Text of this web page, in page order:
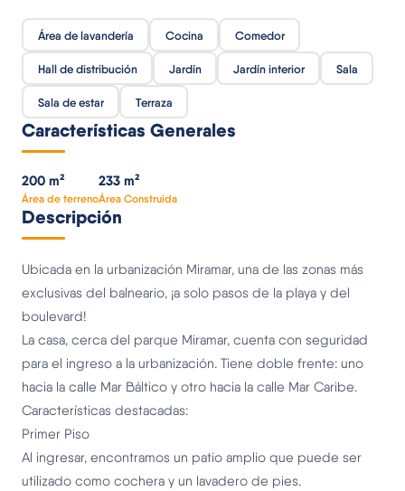
Área de lavandería Cocina Comedor
Hall de distribución Jardín Jardín interior Sala
Sala de estar Terraza
Características Generales
200 m²
Área de terreno
233 m²
Área Construida
Descripción
Ubicada en la urbanización Miramar, una de las zonas más
exclusivas del balneario, ¡a solo pasos de la playa y del
boulevard!
La casa, cerca del parque Miramar, cuenta con seguridad
para el ingreso a la urbanización. Tiene doble frente: uno
hacia la calle Mar Báltico y otro hacia la calle Mar Caribe.
Características destacadas:
Primer Piso
Al ingresar, encontramos un patio amplio que puede ser
utilizado como cochera y un lavadero de pies.